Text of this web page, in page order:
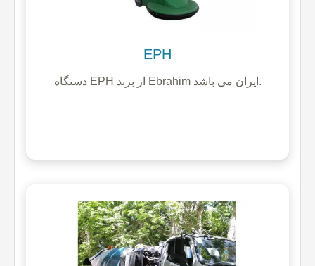
EPH
دستگاه EPH از برند Ebrahim ایران می باشد.